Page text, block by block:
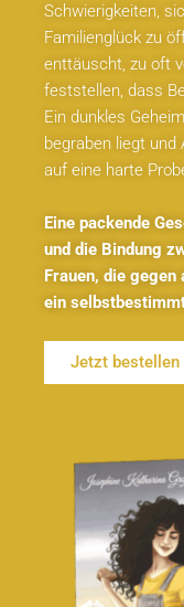
Schwierigkeiten,
Familienglück zu
enttäuscht, zu oft
feststellen, dass
Ein dunkles
begraben liegt
auf eine harte
Eine packende
und die Bindung
Frauen, die
ein
Jetzt bestellen